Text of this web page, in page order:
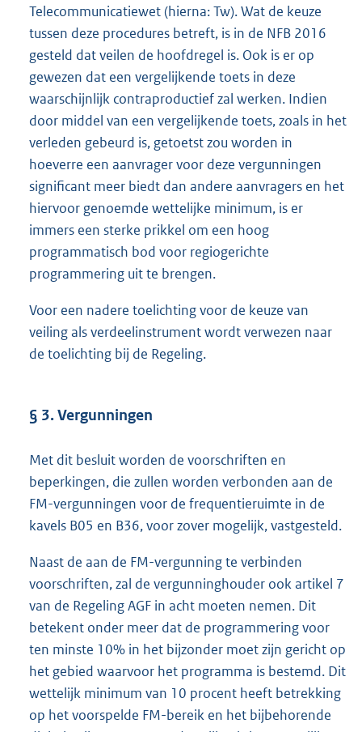
Telecommunicatiewet (hierna: Tw). Wat de keuze
tussen deze procedures betreft, is in de NFB 2016
gesteld dat veilen de hoofdregel is. Ook is er op
gewezen dat een vergelijkende toets in deze
waarschijnlijk contraproductief zal werken. Indien
door middel van een vergelijkende toets, zoals in het
verleden gebeurd is, getoetst zou worden in
hoeverre een aanvrager voor deze vergunningen
significant meer biedt dan andere aanvragers en het
hiervoor genoemde wettelijke minimum, is er
immers een sterke prikkel om een hoog
programmatisch bod voor regiogerichte
programmering uit te brengen.
Voor een nadere toelichting voor de keuze van
veiling als verdeelinstrument wordt verwezen naar
de toelichting bij de Regeling.
§ 3. Vergunningen
Met dit besluit worden de voorschriften en
beperkingen, die zullen worden verbonden aan de
FM-vergunningen voor de frequentieruimte in de
kavels B05 en B36, voor zover mogelijk, vastgesteld.
Naast de aan de FM-vergunning te verbinden
voorschriften, zal de vergunninghouder ook artikel 7
van de Regeling AGF in acht moeten nemen. Dit
betekent onder meer dat de programmering voor
ten minste 10% in het bijzonder moet zijn gericht op
het gebied waarvoor het programma is bestemd. Dit
wettelijk minimum van 10 procent heeft betrekking
op het voorspelde FM-bereik en het bijbehorende